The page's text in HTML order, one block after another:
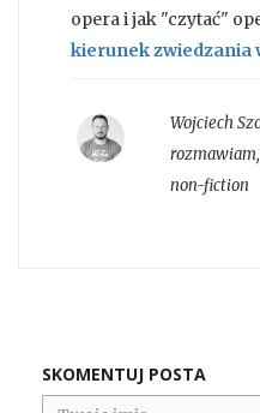
opera i jak "czytać"
kierunek zwiedzania
Wojciech
rozmawiam
non-fiction
SKOMENTUJ POSTA